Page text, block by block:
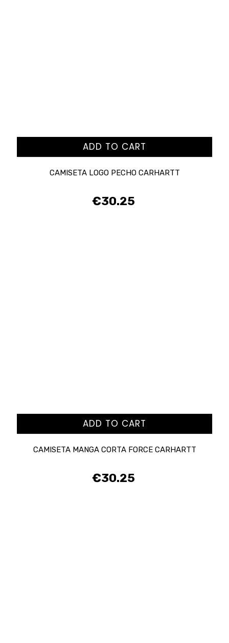
ADD TO CART
CAMISETA LOGO PECHO CARHARTT
Price
€30.25
ADD TO CART
CAMISETA MANGA CORTA FORCE CARHARTT
Price
€30.25